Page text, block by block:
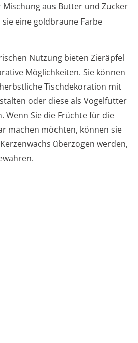
Mischung aus Butter und Zucker
eine goldbraune Farbe
Nutzung bieten Zieräpfel
Möglichkeiten. Sie können
Tischdekoration mit
oder diese als Vogelfutter
Wenn Sie die Früchte für die
machen möchten, können sie
überzogen werden,